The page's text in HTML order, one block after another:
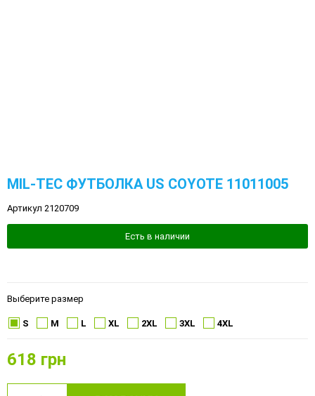
MIL-TEC ФУТБОЛКА US COYOTE 11011005
Артикул 2120709
Есть в наличии
Выберите размер
S M L XL 2XL 3XL 4XL
618 грн